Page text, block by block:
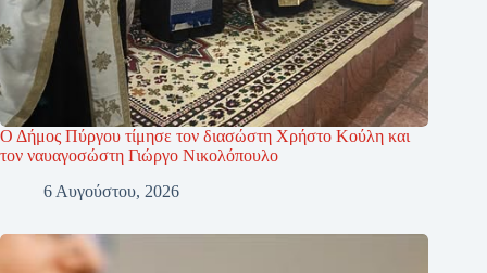
Ο Δήμος Πύργου τίμησε τον διασώστη Χρήστο Κούλη και
τον ναυαγοσώστη Γιώργο Νικολόπουλο
6 Αυγούστου, 2026